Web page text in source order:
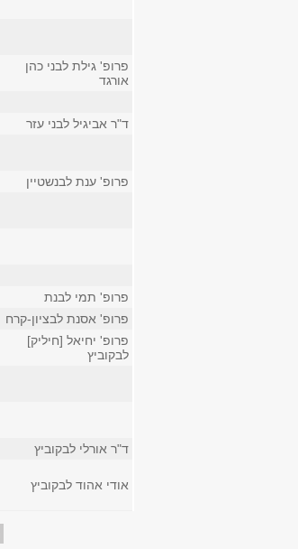
פרופ' גילת לבני כהן
אורגד
ד"ר אביגיל לבני עזר
פרופ' ענת לבנשטיין
פרופ' תמי לבנת
פרופ' אסנת לבציון-קרח
פרופ' יחיאל [חיליק]
לבקוביץ
ד"ר אורלי לבקוביץ
אודי אהוד לבקוביץ